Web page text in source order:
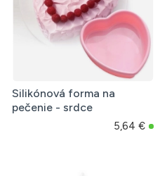
Silikónová forma na
pečenie - srdce
5,64 €